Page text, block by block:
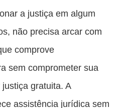
a justiça em algum
não precisa arcar com
comprove
sem comprometer sua
gratuita. A
assistência jurídica sem